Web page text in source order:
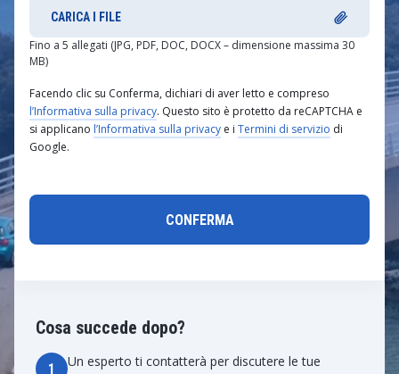
Cosa succede dopo?
1
Un esperto ti contatterà per discutere le tue
CARICA I FILE
Fino a 5 allegati (JPG, PDF, DOC, DOCX – dimensione massima 30
MB)
Facendo clic su Conferma, dichiari di aver letto e compreso
l’Informativa sulla privacy. Questo sito è protetto da reCAPTCHA e
si applicano l’Informativa sulla privacy e i Termini di servizio di
Google.